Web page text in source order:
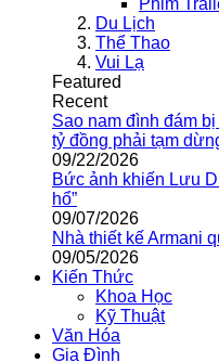
Phim
Du Lịch
Thể Thao
Vui Lạ
Featured
Recent
Sao nam đình đám bị
tỷ đồng phải tạm
09/22/2026
Bức ảnh khiến Lưu
hổ”
09/07/2026
Nhà thiết kế Armani
09/05/2026
Kiến Thức
Khoa Học
Kỹ Thuật
Văn Hóa
Gia Đình